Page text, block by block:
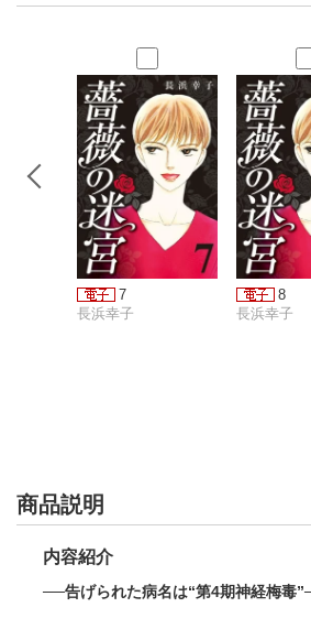
7
長浜幸子
8
長浜幸子
商品説明
内容紹介
──告げられた病名は“第4期神経梅毒